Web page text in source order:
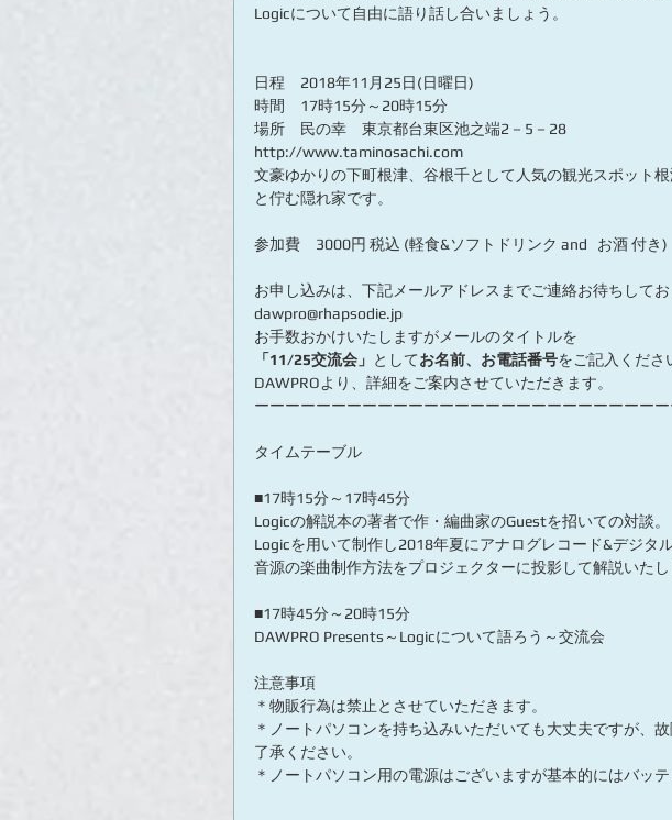
Logicについて自由に語り話し合いましょう。
日程　2018年11月25日(日曜日)
時間　17時15分～20時15分
場所　民の幸　東京都台東区池之端2－5－28
http://www.taminosachi.com
文豪ゆかりの下町根津、谷根千として人気の観光スポット
と佇む隠れ家です。
参加費　3000円 税込 (軽食&ソフトドリンク and   お酒 付き)
お申し込みは、下記メールアドレスまでご連絡お待ちしてお
dawpro@rhapsodie.jp
お手数おかけいたしますがメールのタイトルを
「11/25交流会」 としてお名前、お電話番号をご記入くださ
DAWPROより、詳細をご案内させていただきます。
ーーーーーーーーーーーーーーーーーーーーーーーーーー
タイムテーブル
■17時15分～17時45分
Logicの解説本の著者で作・編曲家のGuestを招いての対談。
Logicを用いて制作し2018年夏にアナログレコード&デジタ
音源の楽曲制作方法をプロジェクターに投影して解説いた
■17時45分～20時15分
DAWPRO Presents～Logicについて語ろう～交流会
注意事項
＊物販行為は禁止とさせていただきます。
＊ノートパソコンを持ち込みいただいても大丈夫ですが、
了承ください。
＊ノートパソコン用の電源はございますが基本的にはバッ